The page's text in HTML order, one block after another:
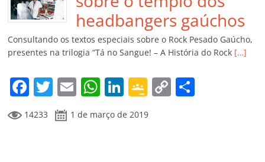
o
k
p a
ss
ro
o
m
k h
ar
headbangers gaúchos
Consultando os textos especiais sobre o Rock Pesado Gaúcho,
presentes na trilogia “Tá no Sangue! – A História do Rock […]
F
a
c
T
w
itt
E
m
ai
W
at
Li
n
k
G
o
o
C
14233 1 de março de 2019